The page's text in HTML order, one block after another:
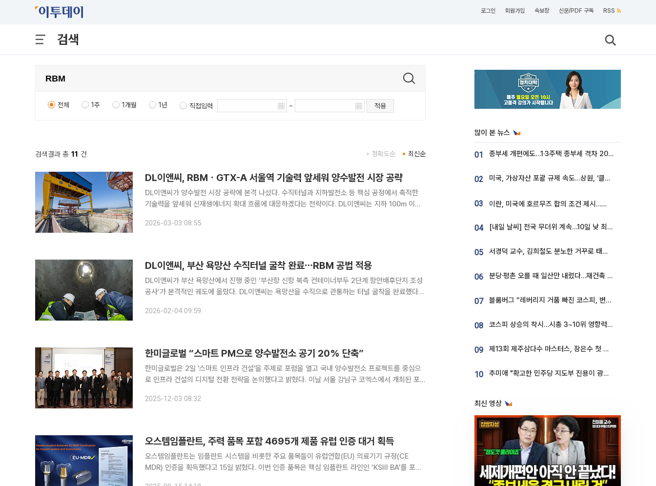
로그인 회원가입 속보창 신문/PDF 구독 RSS
검색
전체 1주 1개월 1년 직접입력 ~ 적용
검색결과 총 11 건 최신순
정확도순
DL이앤씨, RBMㆍGTX-A 서울역 기술력 앞세워 양수발전 시장 공략
DL이앤씨가 양수발전 시장 공략에 본격 나섰다. 수직터널과 지하발전소 등 핵심 공정에서 축적한
기술력을 앞세워 신재생에너지 확대 흐름에 대응하겠다는 전략이다. DL이앤씨는 지하 100m 이상
잡아주는 틀)’ 공법을 개발해 특허를 출원하고 상용화를 추진 중이라
2026-03-03 08:55
DL이앤씨, 부산 욕망산 수직터널 굴착 완료⋯RBM 공법 적용
DL이앤씨가 부산 욕망산에서 진행 중인 ‘부산항 신항 북측 컨테이너부두 2단계 항만배후단지 조성
공사’가 본격적인 궤도에 올랐다. DL이앤씨는 욕망산을 수직으로 관통하는 터널 굴착을 완료했다고
2026-02-04 09:59
한미글로벌 “스마트 PM으로 양수발전소 공기 20% 단축”
한미글로벌은 2일 '스마트 인프라 건설'을 주제로 포럼을 열고 국내 양수발전소 프로젝트를 중심으
로 인프라 건설의 디지털 전환 전략을 논의했다고 밝혔다. 이날 서울 강남구 코엑스에서 개최된 포
2025-12-03 08:32
오스템임플란트, 주력 품목 포함 4695개 제품 유럽 인증 대거 획득
오스템임플란트는 임플란트 시스템을 비롯한 주요 품목들이 유럽연합(EU) 의료기기 규정(CE
MDR) 인증을 획득했다고 15일 밝혔다. 이번 인증 품목은 핵심 임플란트 라인인 ‘KSIII BA’를 포함
많이 본 뉴스
01 종부세 개편에도…1·3주택 종부세 격차 2028년부터 확대
02 미국, 가상자산 포괄 규제 속도…상원, ‘클래리티법’ 9월 절차투표 추진
03 이란, 미국에 호르무즈 합의 조건 제시…美 “경기 아직 안 끝나” [종합]
04 [내일 날씨] 전국 무더위 계속…10일 낮 최고 34도 육박
05 서경덕 교수, 김희철도 분노한 거꾸로 태극기⋯"엉터리는 아냐, 아쉬울 뿐"
06 분당·평촌 오를 때 일산만 내렸다…재건축 기대감도 ‘무색’
07 블룸버그 “레버리지 거품 빠진 코스피, 변동성 최악 국면 지났을 가능성”
08 코스피 상승의 착시…시총 3~10위 영향력은 후퇴
09 제13회 제주삼다수 마스터스, 장은수 첫 우승하며 성료
10 추미애 "확고한 민주당 지도부 진용이 광주 호남 정신"
최신 영상